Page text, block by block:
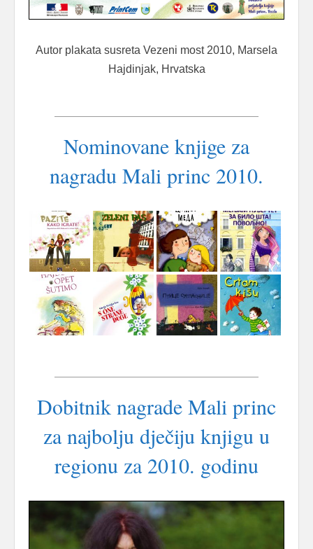
Autor plakata susreta Vezeni most 2010, Marsela
Hajdinjak, Hrvatska
Nominovane knjige za
nagradu Mali princ 2010.
Dobitnik nagrade Mali princ
za najbolju dječiju knjigu u
regionu za 2010. godinu